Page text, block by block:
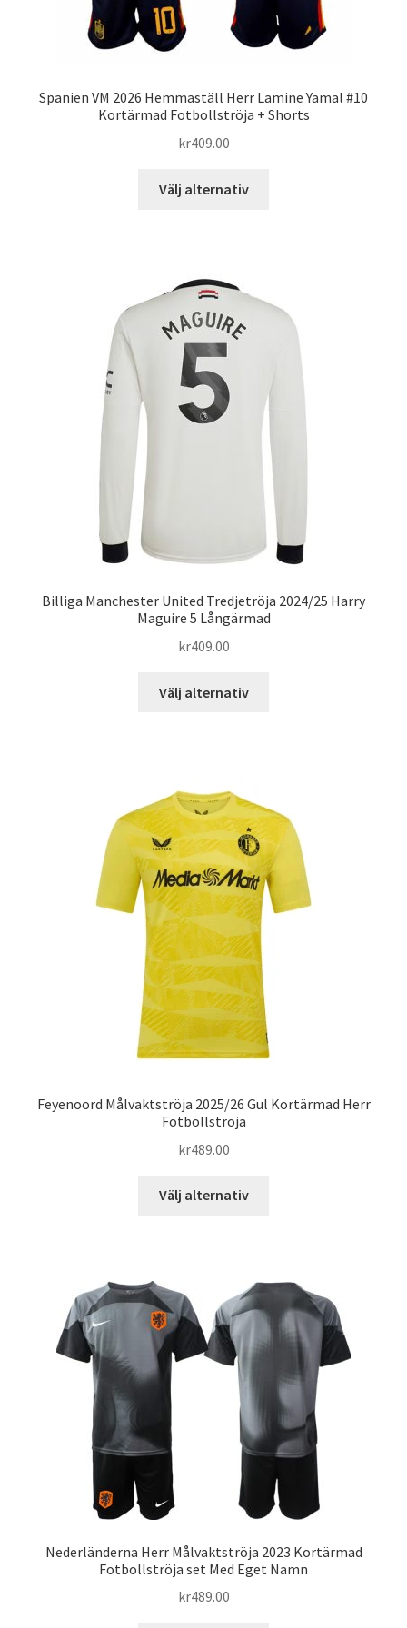
Spanien VM 2026 Hemmaställ Herr Lamine Yamal #10
Kortärmad Fotbollströja + Shorts
kr409.00
Välj alternativ
De
olika
alternativen
produktsidan
Billiga Manchester United Tredjetröja 2024/25 Harry
Maguire 5 Långärmad
kr409.00
Välj alternativ
De
olika
alternativen
kan
väljas
Feyenoord Målvaktströja 2025/26 Gul Kortärmad Herr
Fotbollströja
kr489.00
Välj alternativ
varianter.
De
olika
alternativen
kan
väljas
produktsidan
Nederländerna Herr Målvaktströja 2023 Kortärmad
Fotbollströja set Med Eget Namn
kr489.00